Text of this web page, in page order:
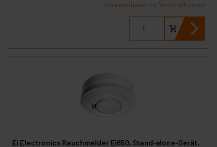
Informationen zu Versandkosten
Ei Electronics Rauchmelder Ei650, Stand-alone-Gerät,